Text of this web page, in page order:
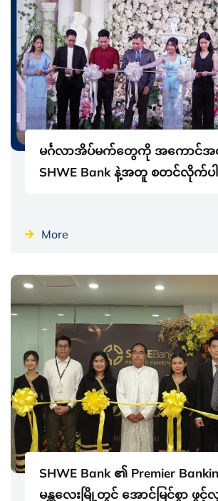
မင်္ဂလာအိပ်မက်တွေကို အကောင်
SHWE Bank နဲ့အတူ စတင်လိုက်ပါ
More
SHWE Bank ၏ Premier
မန္တလေးမြို့တွင် အောင်မြင်စွာ ဖွ